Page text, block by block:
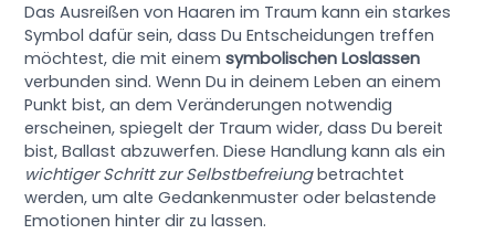
Das Ausreißen von Haaren im Traum kann ein starkes
Symbol dafür sein, dass Du Entscheidungen treffen
möchtest, die mit einemsymbolischen Loslassen
verbunden sind. Wenn Du in deinem Leben an einem
Punkt bist, an dem Veränderungen notwendig
erscheinen, spiegelt der Traum wider, dass Du bereit
bist, Ballast abzuwerfen. Diese Handlung kann als ein
wichtiger Schritt zur Selbstbefreiungbetrachtet
werden, um alte Gedankenmuster oder belastende
Emotionen hinter dir zu lassen.